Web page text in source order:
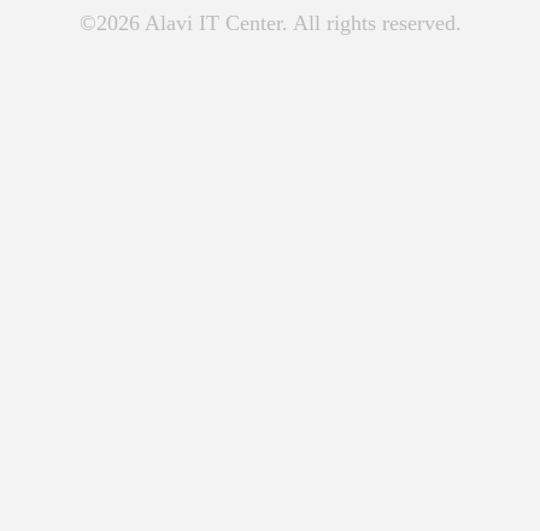
©2026 Alavi IT Center. All rights reserved.